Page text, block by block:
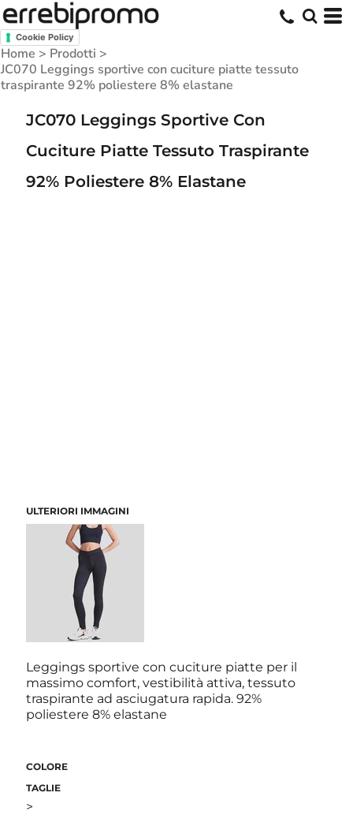
Cookie Policy
Home > Prodotti >
JC070 Leggings sportive con cuciture piatte tessuto
traspirante 92% poliestere 8% elastane
JC070 Leggings Sportive Con
Cuciture Piatte Tessuto Traspirante
92% Poliestere 8% Elastane
ULTERIORI IMMAGINI
Leggings sportive con cuciture piatte per il
massimo comfort, vestibilità attiva, tessuto
traspirante ad asciugatura rapida. 92%
poliestere 8% elastane
COLORE
TAGLIE
>